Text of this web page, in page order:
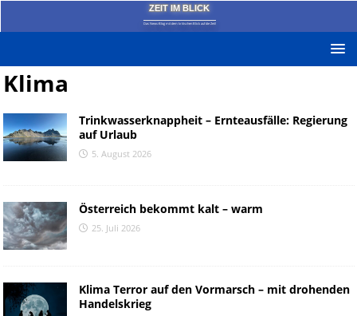
ZEIT IM BLICK
Das News-Blog mit dem kritischen Blick auf die Zeit!
Klima
Trinkwasserknappheit – Ernteausfälle: Regierung
auf Urlaub
5. August 2026
Österreich bekommt kalt – warm
25. Juli 2026
Klima Terror auf den Vormarsch – mit drohenden
Handelskrieg